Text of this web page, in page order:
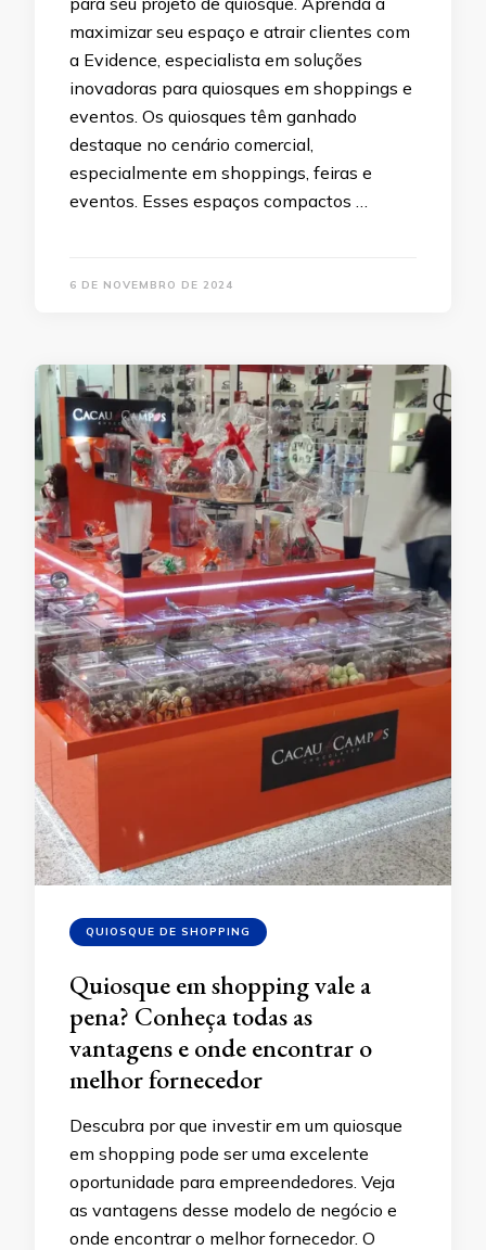
maximizar seu espaço e atrair clientes com
a Evidence, especialista em soluções
inovadoras para quiosques em shoppings e
eventos. Os quiosques têm ganhado
destaque no cenário comercial,
especialmente em shoppings, feiras e
eventos. Esses espaços compactos …
6 DE NOVEMBRO DE 2024
QUIOSQUE DE SHOPPING
Quiosque em shopping vale a
pena? Conheça todas as
vantagens e onde encontrar o
melhor fornecedor
Descubra por que investir em um quiosque
em shopping pode ser uma excelente
oportunidade para empreendedores. Veja
as vantagens desse modelo de negócio e
onde encontrar o melhor fornecedor. O